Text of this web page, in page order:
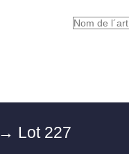
→ Lot 227